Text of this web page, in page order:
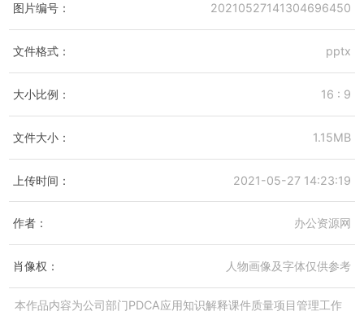
图片编号： 20210527141304696450
文件格式： pptx
大小比例： 16 : 9
文件大小： 1.15MB
上传时间： 2021-05-27 14:23:19
作者： 办公资源网
肖像权： 人物画像及字体仅供参考
本作品内容为公司部门PDCA应用知识解释课件质量项目管理工作